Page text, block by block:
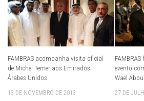
FAMBRAS acompanha visita oficial
de Michel Temer aos Emirados
Árabes Unidos
13 DE NOVEMBRO DE 2013
evento
Wael
27 DE